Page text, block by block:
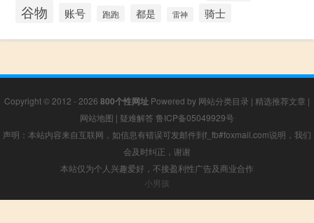
谷物 账号 跑跑 都是 雷神 骑士
Copyright © 2012 - 2026 800个性网址 Powered by 网站分类目录 | 精选推荐文章 |
网站地图 | 疑难解答 鲁ICP备05049929号
声明：本站内容来自互联网，如信息有错误可发邮件到f_fb#foxmail.com说明，我们
会及时纠正，谢谢
本站仅为个人兴趣爱好，不接盈利性广告及商业合作
小男孩